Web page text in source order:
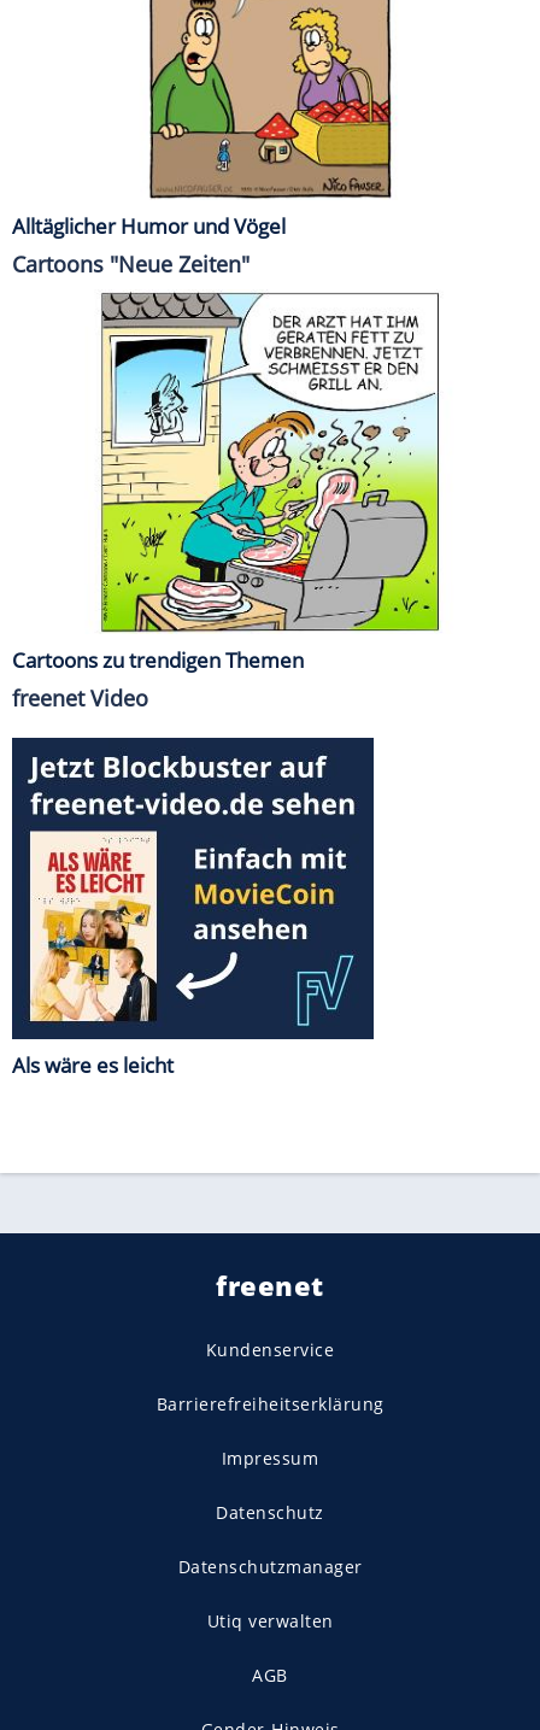
Alltäglicher Humor und Vögel
Cartoons "Neue Zeiten"
Cartoons zu trendigen Themen
freenet Video
Als wäre es leicht
freenet
Kundenservice
Barrierefreiheitserklärung
Impressum
Datenschutz
Datenschutzmanager
Utiq verwalten
AGB